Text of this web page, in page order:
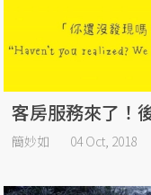
客房服務來了！
簡妙如 04 Oct, 2018